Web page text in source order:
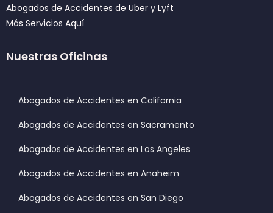
Abogados de Accidentes de Uber y Lyft
Más Servicios Aquí
Nuestras Oficinas
Abogados de Accidentes en California
Abogados de Accidentes en Sacramento
Abogados de Accidentes en Los Angeles
Abogados de Accidentes en Anaheim
Abogados de Accidentes en San Diego